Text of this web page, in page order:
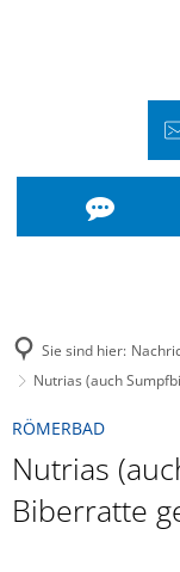
Sie sind hier:
Nutrias (auch
RÖMERBAD
Nutrias
Biberratte